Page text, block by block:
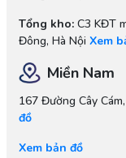
Tổng kho:C3 KĐT
Đông, Hà Nội Xem
Miền Nam
167 Đường Cây
đồ
Xem bản đồ